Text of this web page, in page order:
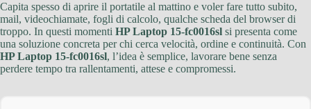
Capita spesso di aprire il portatile al mattino e voler fare tutto subito,
mail, videochiamate, fogli di calcolo, qualche scheda del browser di
troppo. In questi momenti HP Laptop 15-fc0016sl si presenta come
una soluzione concreta per chi cerca velocità, ordine e continuità. Con
HP Laptop 15-fc0016sl, l’idea è semplice, lavorare bene senza
perdere tempo tra rallentamenti, attese e compromessi.